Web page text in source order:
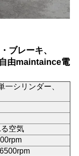
ブレーキ、
由maintaince電
一シリンダー、
空気